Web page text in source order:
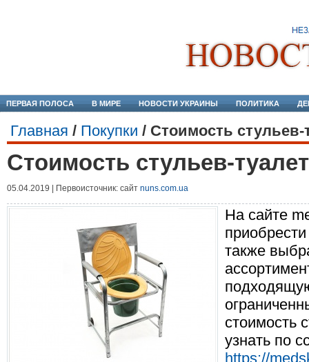
ПЕРВАЯ ПОЛОСА В МИРЕ НОВОСТИ УКРАИНЫ ПОЛИТИКА
Главная / Покупки / Стоимость
Стоимость стульев-
05.04.2019 | Первоисточник: сайт nuns.com.ua
На сайте
также
стоимость
узнать по
https://